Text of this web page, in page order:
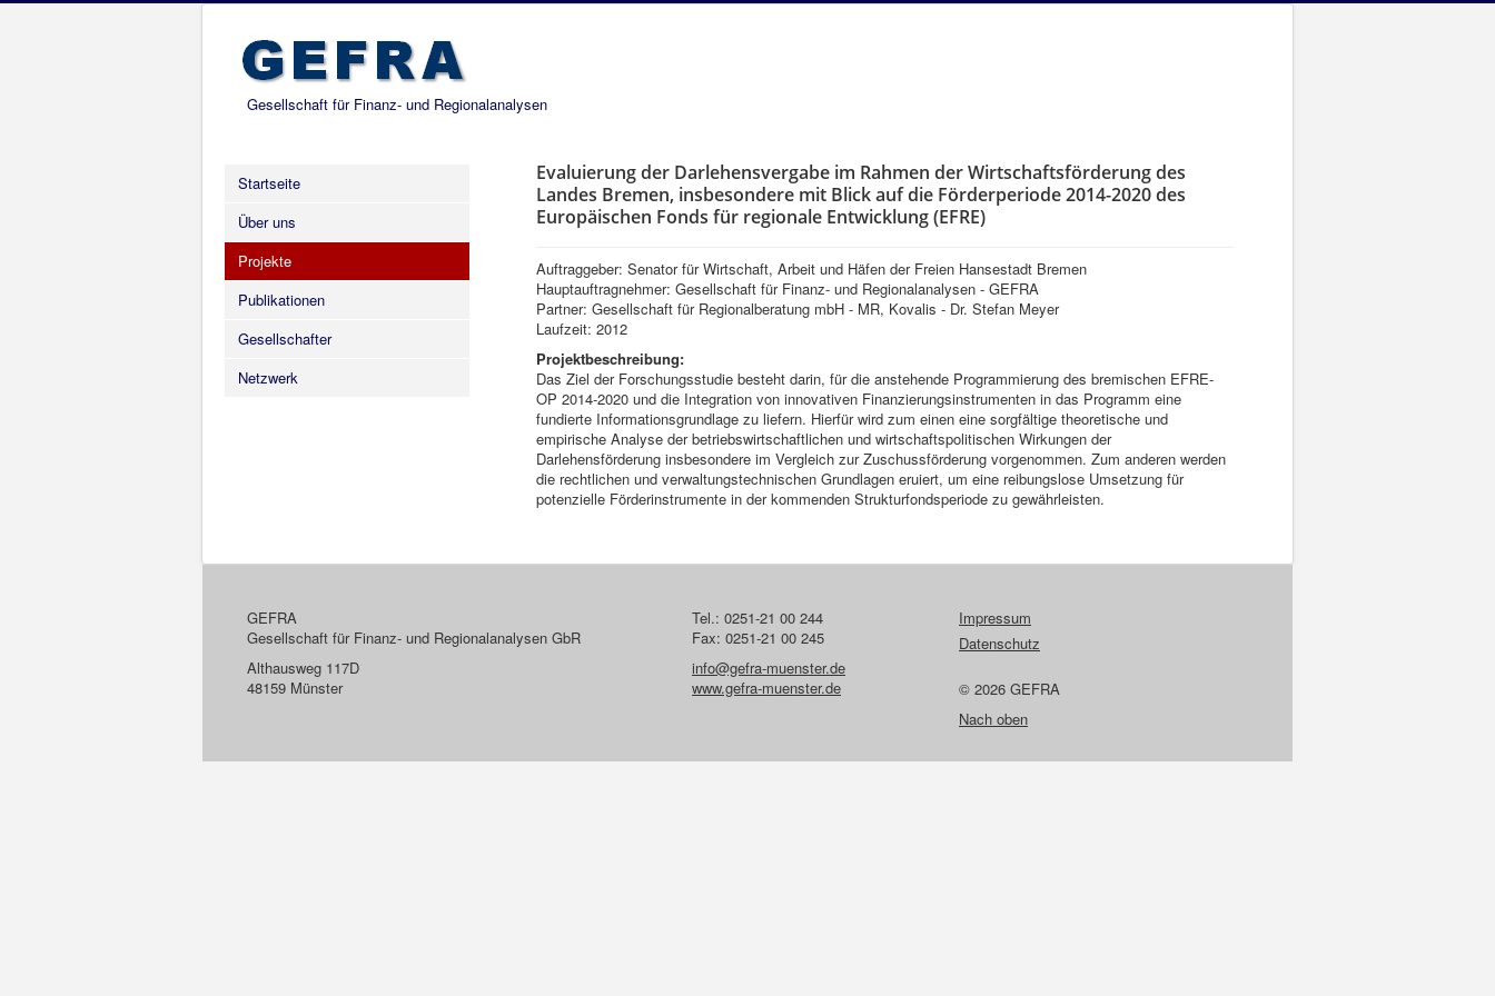
Gesellschaft für Finanz- und Regionalanalysen
Startseite
Über uns
Projekte
Publikationen
Gesellschafter
Netzwerk
Evaluierung der Darlehensvergabe im Rahmen der Wirtschaftsförderung des
Landes Bremen, insbesondere mit Blick auf die Förderperiode 2014-2020 des
Europäischen Fonds für regionale Entwicklung (EFRE)
Auftraggeber: Senator für Wirtschaft, Arbeit und Häfen der Freien Hansestadt Bremen
Hauptauftragnehmer: Gesellschaft für Finanz- und Regionalanalysen - GEFRA
Partner: Gesellschaft für Regionalberatung mbH - MR, Kovalis - Dr. Stefan Meyer
Laufzeit: 2012
Projektbeschreibung:
Das Ziel der Forschungsstudie besteht darin, für die anstehende Programmierung des bremischen EFRE-
OP 2014-2020 und die Integration von innovativen Finanzierungsinstrumenten in das Programm eine
fundierte Informationsgrundlage zu liefern. Hierfür wird zum einen eine sorgfältige theoretische und
empirische Analyse der betriebswirtschaftlichen und wirtschaftspolitischen Wirkungen der
Darlehensförderung insbesondere im Vergleich zur Zuschussförderung vorgenommen. Zum anderen werden
die rechtlichen und verwaltungstechnischen Grundlagen eruiert, um eine reibungslose Umsetzung für
potenzielle Förderinstrumente in der kommenden Strukturfondsperiode zu gewährleisten.
GEFRA
Gesellschaft für Finanz- und Regionalanalysen GbR
Althausweg 117D
48159 Münster
Tel.: 0251-21 00 244
Fax: 0251-21 00 245
info@gefra-muenster.de
www.gefra-muenster.de
Impressum
Datenschutz
© 2026 GEFRA
Nach oben